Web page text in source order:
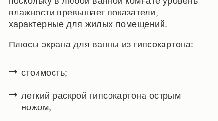
влажности превышает показатели,
характерные для жилых помещений.
Плюсы экрана для ванны из гипсокартона:
стоимость;
легкий раскрой гипсокартона острым
ножом;